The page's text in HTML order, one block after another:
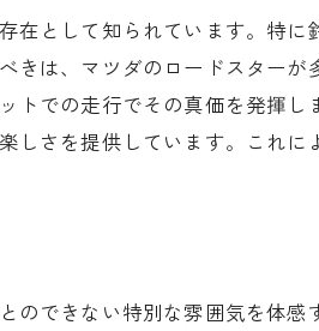
験を記録する方法
めの鈴鹿市マツダ試乗の驚きと
試乗で感じた加速力の感動
技術を手に取る喜び
の未来を感じる瞬間
在として知られています。特
きは、マツダのロードスター
トでの走行でその真価を発揮
しさを提供しています。これ
のできない特別な雰囲気を体